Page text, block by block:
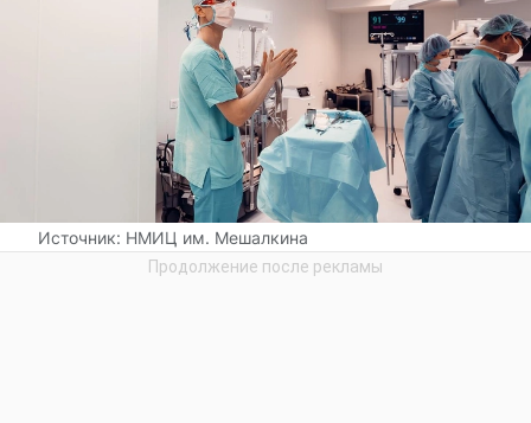
Источник: НМИЦ им. Мешалкина